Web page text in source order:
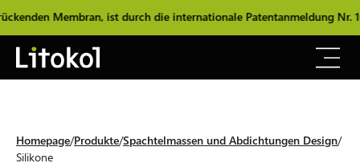
Membran, ist durch die internationale Patentanmeldung Nr.
Homepage Produkte Spachtelmassen und Abdichtungen Design
Silikone